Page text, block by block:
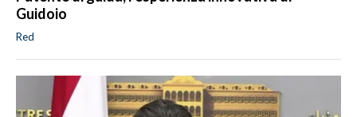
Guidoio
Red